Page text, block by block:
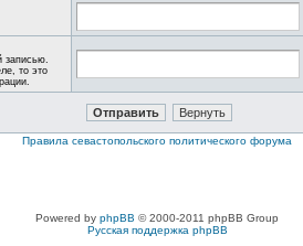
записью.
то это
Правила севастопольского политического форума
Powered by phpBB © 2000-2011 phpBB Group
Русская поддержка phpBB